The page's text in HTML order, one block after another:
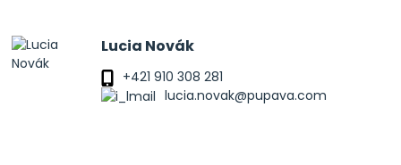
Lucia Novák
+421 910 308 281
lucia.novak@pupava.com